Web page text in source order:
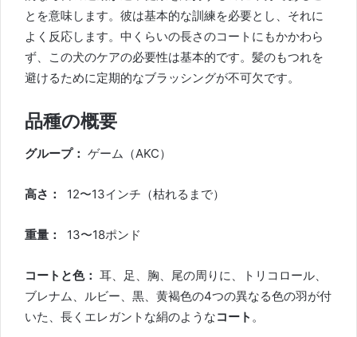
とを意味します。彼は基本的な訓練を必要とし、それに
よく反応します。中くらいの長さのコートにもかかわら
ず、この犬のケアの必要性は基本的です。髪のもつれを
避けるために定期的なブラッシングが不可欠です。
品種の概要
グループ： ゲーム（AKC）
高さ： 12〜13インチ（枯れるまで）
重量： 13〜18ポンド
コートと色： 耳、足、胸、尾の周りに、トリコロール、
ブレナム、ルビー、黒、黄褐色の4つの異なる色の羽が付
いた、長くエレガントな絹のようなコート 。